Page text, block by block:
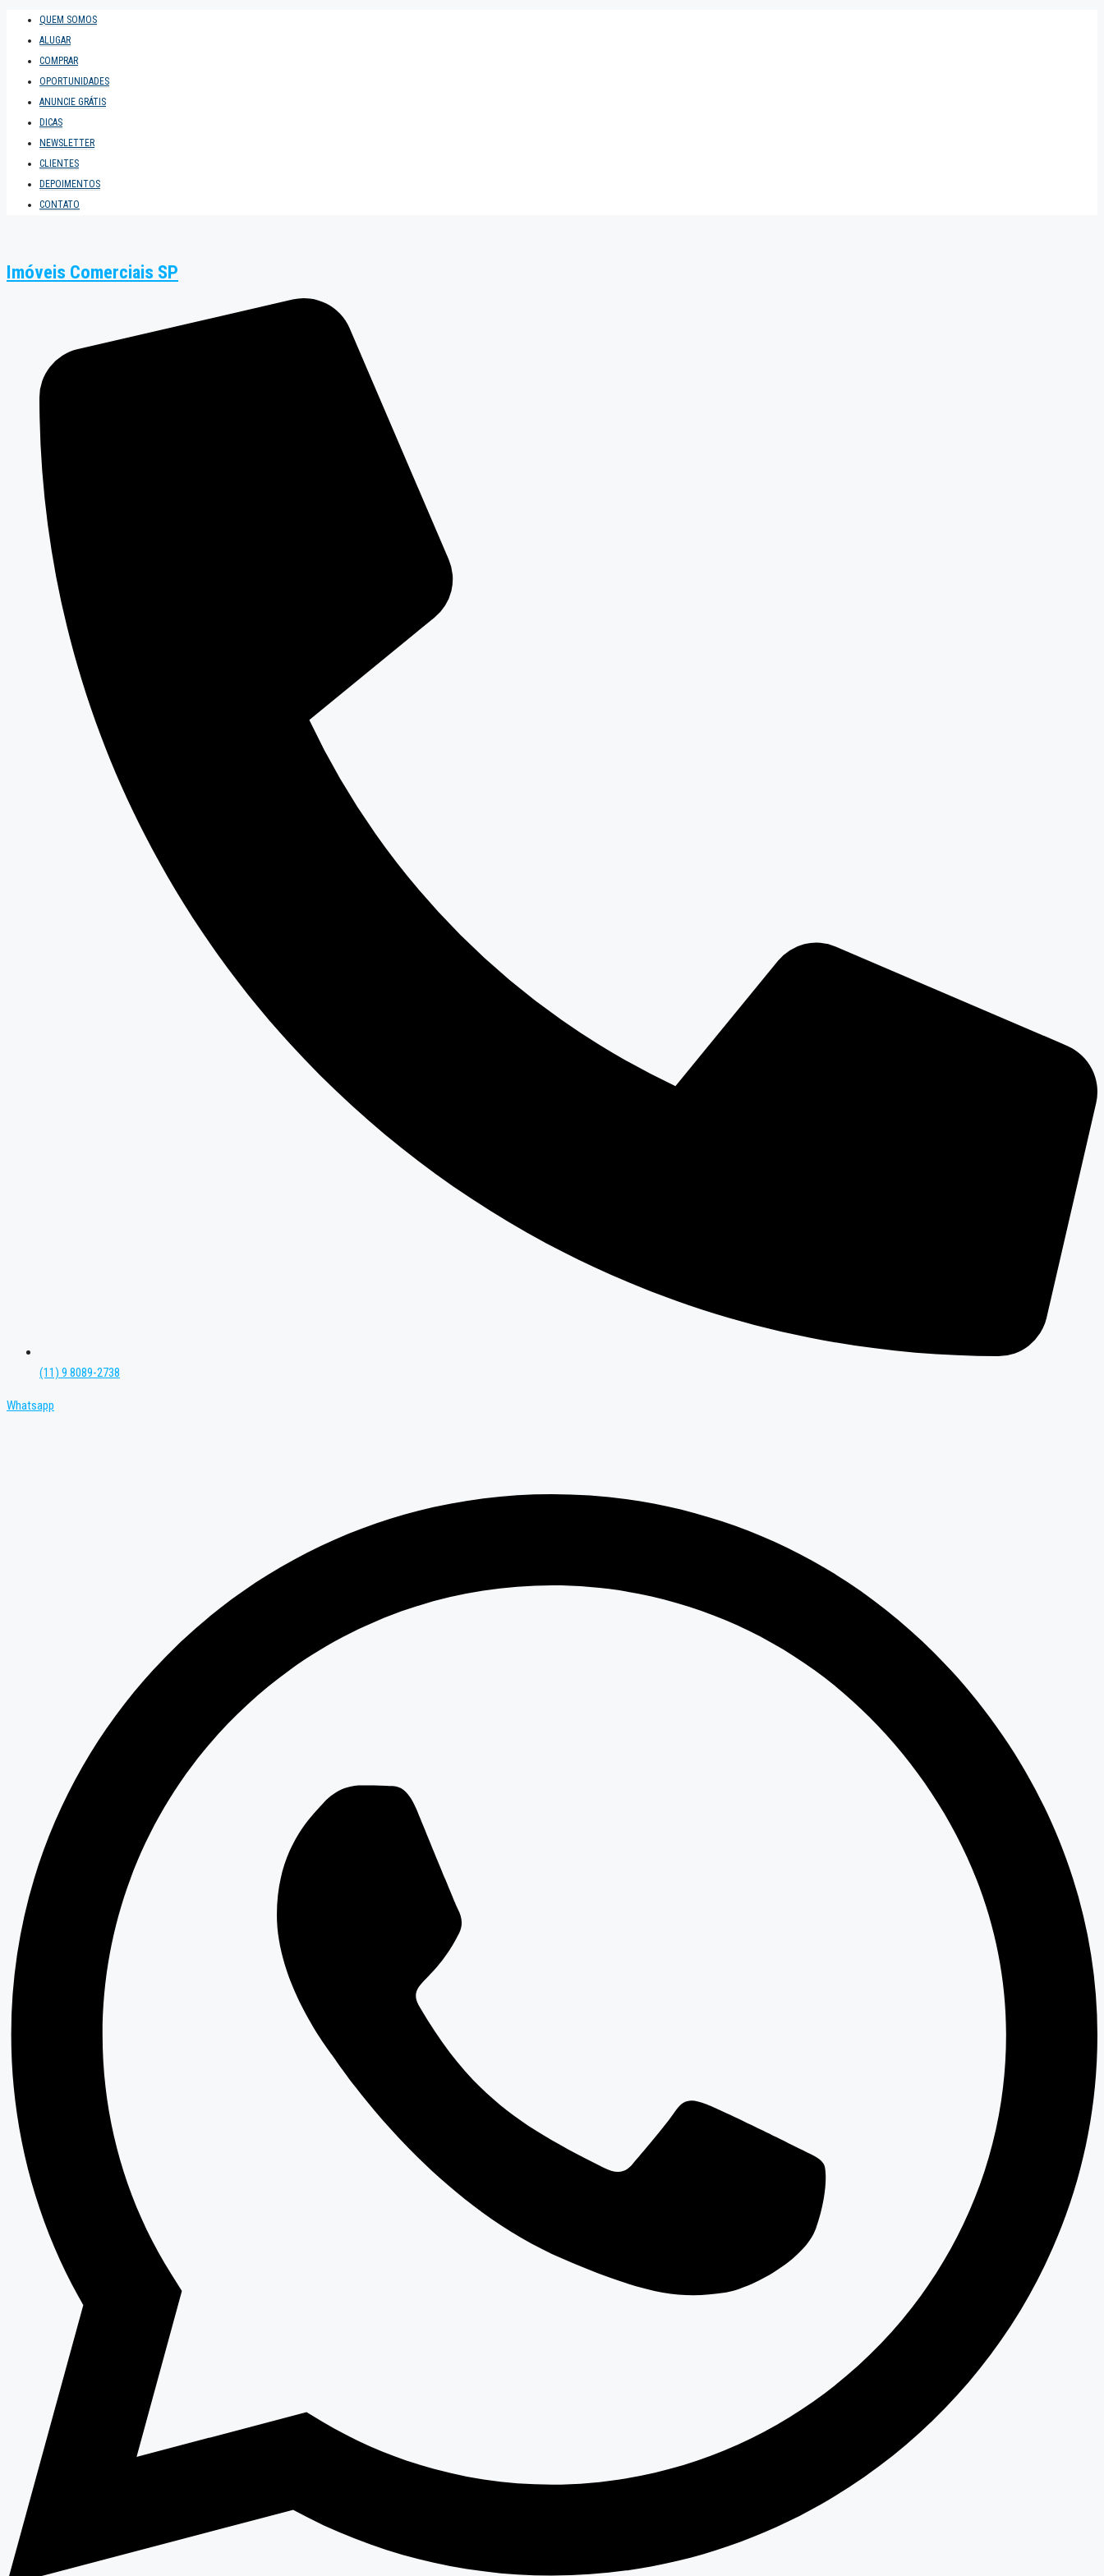
QUEM SOMOS
ALUGAR
COMPRAR
OPORTUNIDADES
ANUNCIE GRÁTIS
DICAS
NEWSLETTER
CLIENTES
DEPOIMENTOS
CONTATO
Imóveis Comerciais SP
(11) 9 8089-2738
Whatsapp